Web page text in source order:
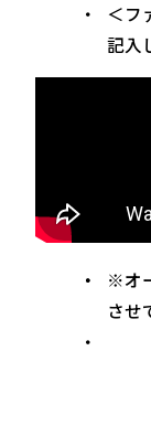
＜フ
記入
※オ
させ